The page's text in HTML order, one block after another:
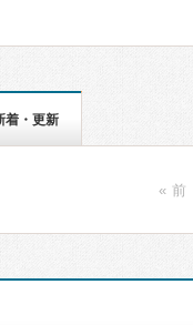
着・更新
« 前